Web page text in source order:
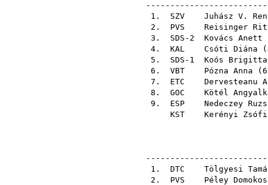
1. SZV Juhász V.
2. PVS Reisinger
3. SDS-2 Kovács Anett
4. KAL Csóti Diána (
5. SDS-1 Koós Brigitta
6. VBT Pózna Anna ( 6
7. ETC Dervesteanu
8. GOC Kötél
9. ESP Nedeczey
KST
Kerényi Zsófi
1. DTC Tölgyesi
2. PVS Péley Domokos